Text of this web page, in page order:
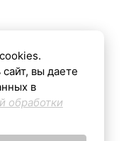
с помощью ИИ
вы даете
в
обработки